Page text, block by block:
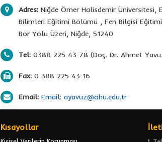
Adres: Niğde Ömer Halisdemir
Bilimleri Eğitimi Bölümü , Fen Bilgisi
Bor Yolu Üzeri, Niğde, 51240
Tel: 0388 225 43 78 (Doç. Dr. Ahmet
Fax: 0 388 225 43 16
Email: Email: ayavuz@ohu.edu.tr
Kısayollar